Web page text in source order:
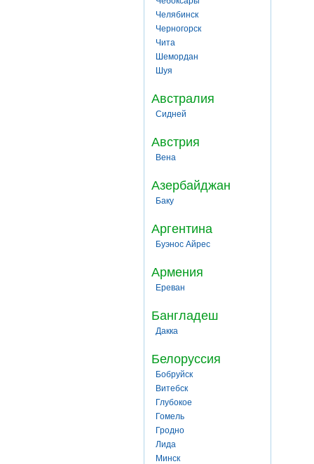
Челябинск
Черногорск
Чита
Шемордан
Шуя
Австралия
Сидней
Австрия
Вена
Азербайджан
Баку
Аргентина
Буэнос Айрес
Армения
Ереван
Бангладеш
Дакка
Белоруссия
Бобруйск
Витебск
Глубокое
Гомель
Гродно
Лида
Минск